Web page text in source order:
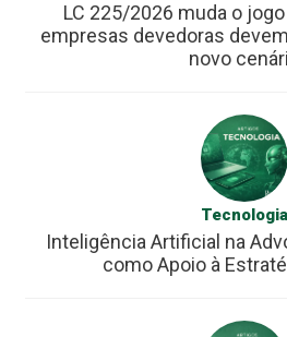
LC 225/2026 muda o
empresas devedoras
novo
Tecnologia
Inteligência Artificial na
como Apoio à